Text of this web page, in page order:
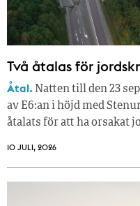
Två åtalas för
Åtal. Natten till den 23
av E6:an i höjd med
åtalats för att ha orsakat
10 JULI, 2026